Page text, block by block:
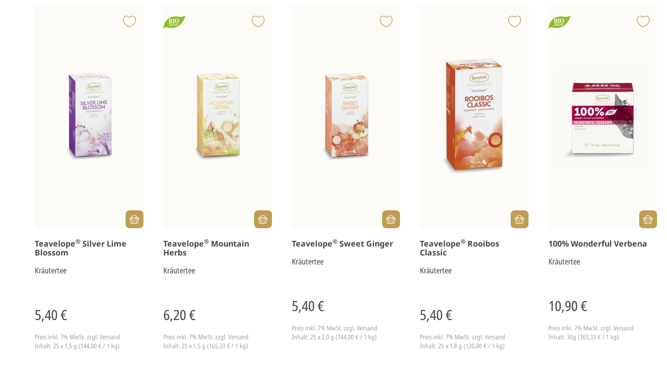
Teavelope® Silver Lime
Blossom
Kräutertee
5,40 €
Preis inkl. 7% MwSt. zzgl. Versand
Inhalt: 25 x 1,5 g (144,00 € / 1 kg)
Teavelope®Mountain
Herbs
Kräutertee
6,20 €
Preis inkl. 7% MwSt. zzgl. Versand
Inhalt: 25 x 1,5 g (165,33 € / 1 kg)
Teavelope®Sweet Ginger
Kräutertee
5,40 €
Preis inkl. 7% MwSt. zzgl. Versand
Inhalt: 25 x 2,0 g (144,00 € / 1 kg)
Teavelope® Rooibos
Classic
Kräutertee
5,40 €
Preis inkl. 7% MwSt.zzgl. Versand
Inhalt: 25 x 1,8 g (120,00 € / 1 kg)
100% Wonderful Verbena
Kräutertee
10,90 €
Preis inkl. 7% MwSt.zzgl. Versand
Inhalt: 30g (363,33 € / 1 kg)